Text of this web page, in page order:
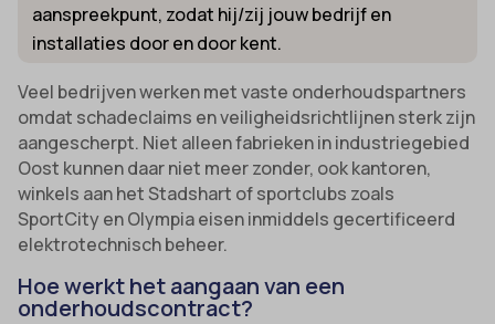
aanspreekpunt, zodat hij/zij jouw bedrijf en
installaties door en door kent.
Veel bedrijven werken met vaste onderhoudspartners
omdat schadeclaims en veiligheidsrichtlijnen sterk zijn
aangescherpt. Niet alleen fabrieken in industriegebied
Oost kunnen daar niet meer zonder, ook kantoren,
winkels aan het Stadshart of sportclubs zoals
SportCity en Olympia eisen inmiddels gecertificeerd
elektrotechnisch beheer.
Hoe werkt het aangaan van een
onderhoudscontract?